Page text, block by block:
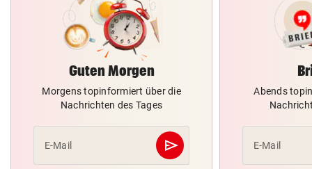
Guten Morgen
Morgens topinformiert über die
Nachrichten des Tages
E-Mail send
Abschicken
Abends
E-Mail